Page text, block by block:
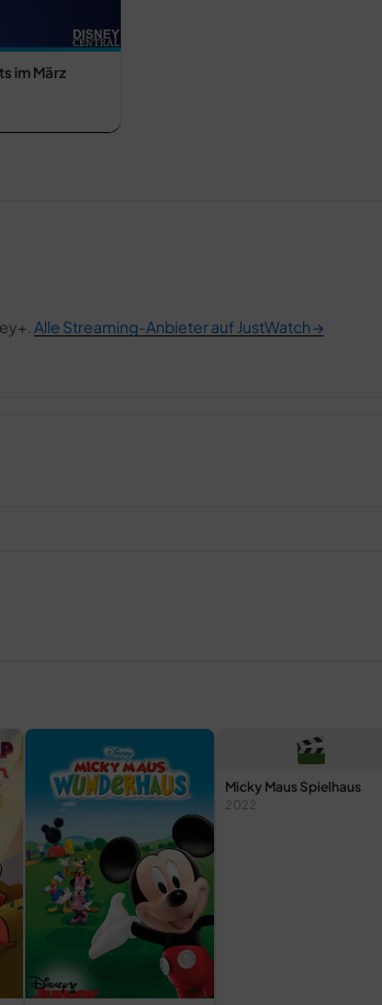
im März
Alle Streaming-Anbieter auf JustWatch →
Micky Maus Spielhaus
2022